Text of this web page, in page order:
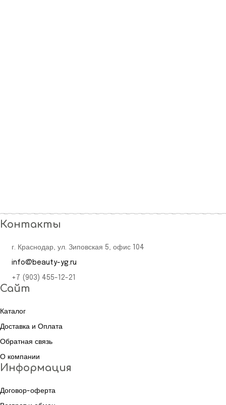
Контакты
г. Краснодар, ул. Зиповская 5, офис 104
info@beauty-yg.ru
+7 (903) 455-12-21
Сайт
Каталог
Доставка и Оплата
Обратная связь
О компании
Информация
Договор-оферта